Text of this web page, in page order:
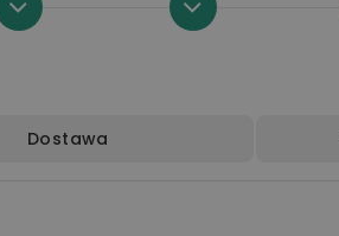
Dostawa